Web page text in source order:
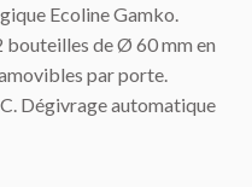
Ecoline Gamko.
bouteilles de Ø 60 mm en
par porte.
Dégivrage automatique